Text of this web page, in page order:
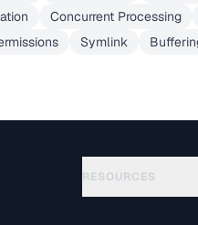
Concurrent Processing
Symlink
RESOURCES